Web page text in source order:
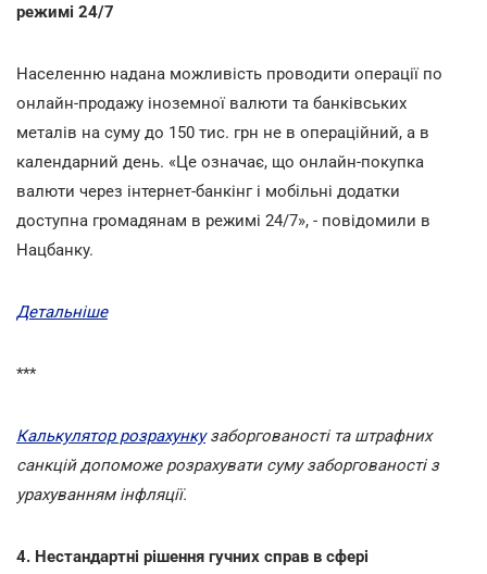
режимі 24/7
Населенню надана можливість проводити операції по
онлайн-продажу іноземної валюти та банківських
металів на суму до 150 тис. грн не в операційний, а в
календарний день. «Це означає, що онлайн-покупка
валюти через інтернет-банкінг і мобільні додатки
доступна громадянам в режимі 24/7», - повідомили в
Нацбанку.
Детальніше
***
Калькулятор розрахункузаборгованості та штрафних
санкцій допоможе розрахувати суму заборгованості з
урахуванням інфляції.
4. Нестандартні рішення гучних справ в сфері